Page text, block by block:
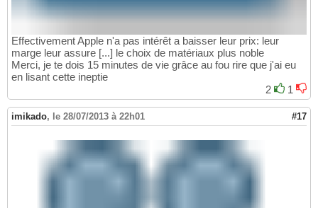
Effectivement Apple n'a pas intérêt a baisser leur prix: leur
marge leur assure [...] le choix de matériaux plus noble
Merci, je te dois 15 minutes de vie grâce au fou rire que j'ai eu
en lisant cette ineptie
2
1
imikado, le 28/07/2013 à 22h01 #17